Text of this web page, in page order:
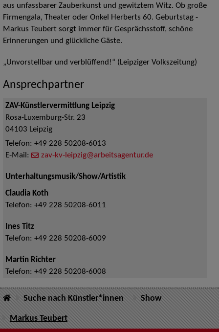
aus unfassbarer Zauberkunst und gewitztem Witz. Ob große
Firmengala, Theater oder Onkel Herberts 60. Geburtstag -
Markus Teubert sorgt immer für Gesprächsstoff, schöne
Erinnerungen und glückliche Gäste.
„Unvorstellbar und verblüffend!“ (Leipziger Volkszeitung)
Ansprechpartner
ZAV-Künstlervermittlung Leipzig
Rosa-Luxemburg-Str. 23
04103 Leipzig
Telefon: +49 228 50208-6013
E-Mail:
zav-kv-leipzig@arbeitsagentur.de
Unterhaltungsmusik/Show/Artistik
Claudia Koth
Telefon: +49 228 50208-6011
Ines Titz
Telefon: +49 228 50208-6009
Martin Richter
Telefon: +49 228 50208-6008
Suche nach Künstler*innen Show
Markus Teubert